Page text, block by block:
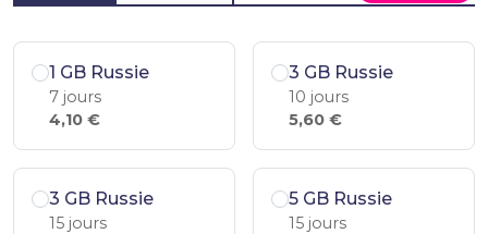
1 GB Russie
7 jours
4,10 €
3 GB Russie
10 jours
5,60 €
3 GB Russie
15 jours
5 GB Russie
15 jours